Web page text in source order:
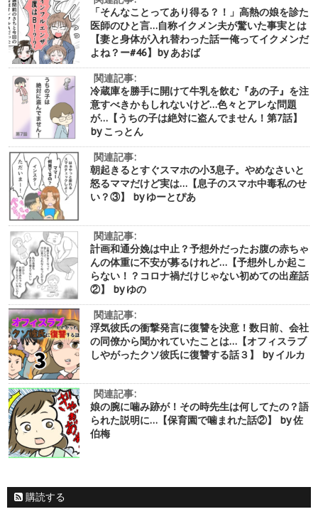
「そんなことってあり得る？！」高熱の娘を診た
医師のひと言…自称イクメン夫が驚いた事実とは
【妻と身体が入れ替わった話ー俺ってイクメンだ
よね？ー#46】by あおば
関連記事:
冷蔵庫を勝手に開けて牛乳を飲む『あの子』を注
意すべきかもしれないけど…色々とアレな問題
が…【うちの子は絶対に盗んでません！第7話】
by こっとん
関連記事:
朝起きるとすぐスマホの小3息子。やめなさいと
怒るママだけど実は…【息子のスマホ中毒私のせ
い？③】 by ゆーとぴあ
関連記事:
計画和通分娩は中止？予想外だったお腹の赤ちゃ
んの体重に不安が募るけれど…【予想外しか起こ
らない！？コロナ禍だけじゃない初めての出産話
②】 by ゆの
関連記事:
浮気彼氏の衝撃発言に復讐を決意！数日前、会社
の同僚から聞かれていたことは…【オフィスラブ
しやがったクソ彼氏に復讐する話３】 by イルカ
関連記事:
娘の腕に噛み跡が！その時先生は何してたの？語
られた説明に…【保育園で噛まれた話②】 by 佐
伯梅
購読する